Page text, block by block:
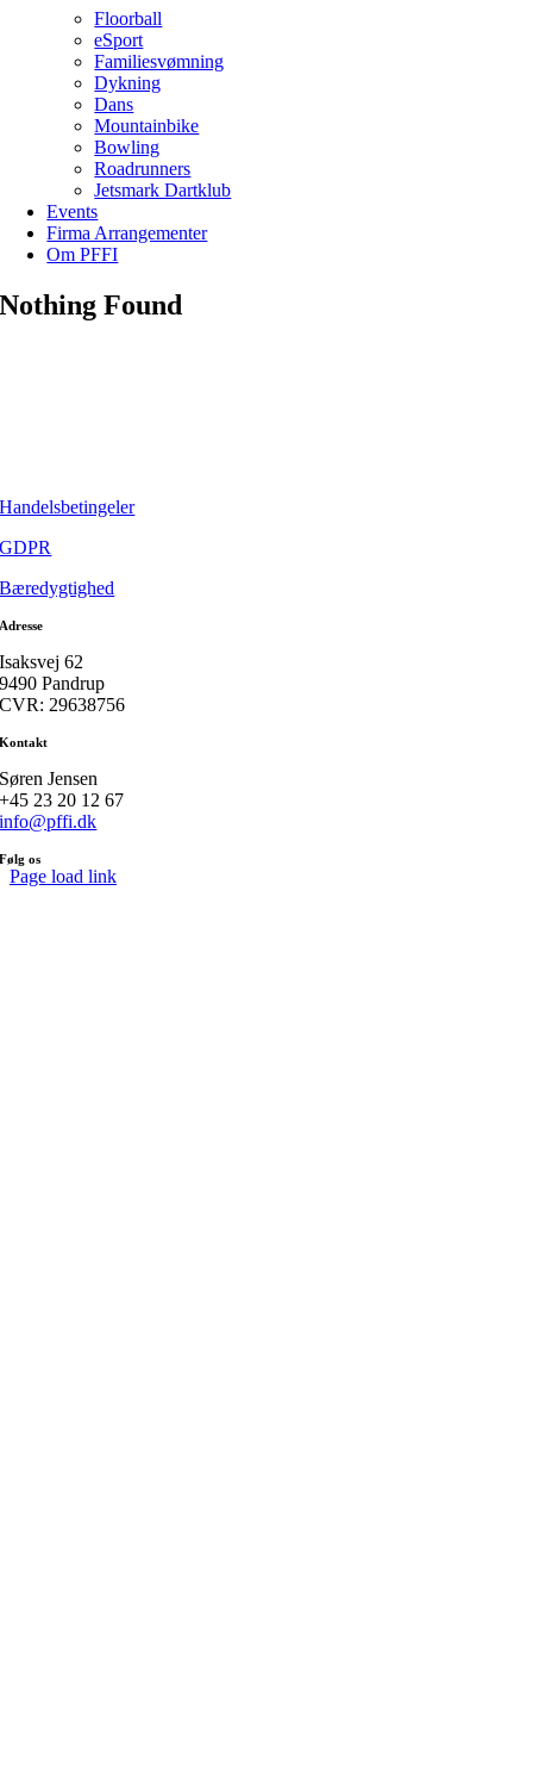
Floorball
eSport
Familiesvømning
Dykning
Dans
Mountainbike
Bowling
Roadrunners
Jetsmark Dartklub
Events
Firma Arrangementer
Om PFFI
Nothing Found
Handelsbetingeler
GDPR
Bæredygtighed
Adresse
Isaksvej 62
9490 Pandrup
CVR: 29638756
Kontakt
Søren Jensen
+45 23 20 12 67
info@pffi.dk
Følg os
Page load link